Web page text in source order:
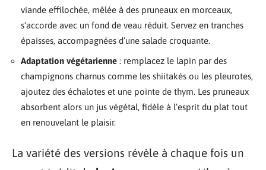
viande effilochée, mêlée à des pruneaux en morceaux,
s’accorde avec un fond de veau réduit. Servez en tranches
épaisses, accompagnées d’une salade croquante.
Adaptation végétarienne : remplacez le lapin par des
champignons charnus comme les shiitakés ou les pleurotes,
ajoutez des échalotes et une pointe de thym. Les pruneaux
absorbent alors un jus végétal, fidèle à l’esprit du plat tout
en renouvelant le plaisir.
La variété des versions révèle à chaque fois un